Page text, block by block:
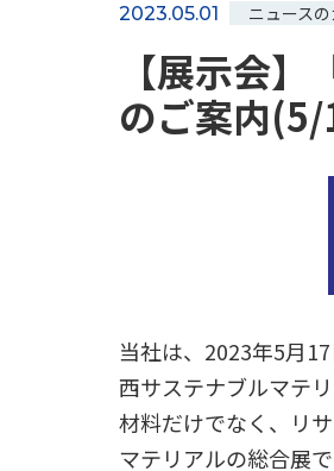
2023.05.01 ニュース
【展示会
のご案内
当社は、 2023年5月17
西サステナブルマテ
材料だけでなく、リ
マテリアルの総合展で